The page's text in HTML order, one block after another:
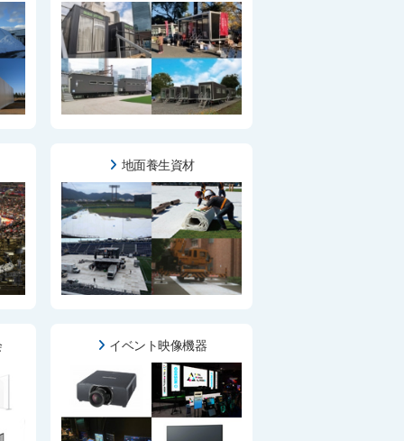
地面養生資材
イベント映像機器